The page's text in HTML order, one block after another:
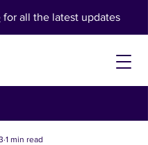
for all the latest updates
1 min read